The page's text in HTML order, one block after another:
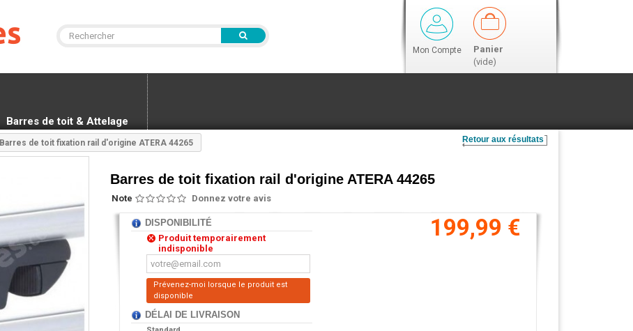
Mon Compte
Panier
(vide)
Barres de toit & Attelage
Barres de toit fixation rail d'origine ATERA 44265 Retour aux résultats
Barres de toit fixation rail d'origine ATERA 44265
Note Donnez votre avis
DISPONIBILITÉ
Produit temporairement
indisponible
Prévenez-moi lorsque le produit est
disponible
DÉLAI DE LIVRAISON
199,99 €